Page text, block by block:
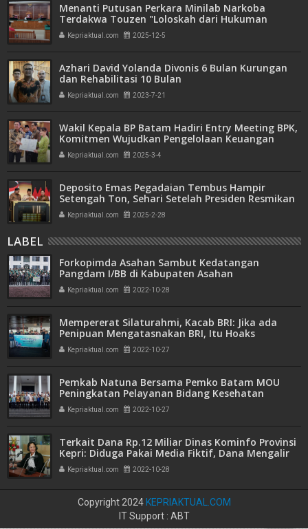
Menanti Putusan Perkara Minilab Narkoba
Terdakwa Touzen "Loloskah dari Hukuman
Seumur Hidup atau Mati"
Kepriaktual.com 2025-12-5
Azhari David Yolanda Divonis 6 Bulan Kurungan
dan Rehabilitasi 10 Bulan
Kepriaktual.com 2023-7-21
Wakil Kepala BP Batam Hadiri Entry Meeting BPK,
Komitmen Wujudkan Pengelolaan Keuangan
Transparan dan Akuntabel
Kepriaktual.com 2025-3-4
Deposito Emas Pegadaian Tembus Hampir
Setengah Ton, Sehari Setelah Presiden Resmikan
Bank Emas
Kepriaktual.com 2025-2-28
LABEL
Forkopimda Asahan Sambut Kedatangan
Pangdam I/BB di Kabupaten Asahan
Kepriaktual.com 2022-10-28
Mempererat Silaturahmi, Kacab BRI: Jika ada
Penipuan Mengatasnakan BRI, Itu Hoaks
Kepriaktual.com 2022-10-27
Pemkab Natuna Bersama Pemko Batam MOU
Peningkatan Pelayanan Bidang Kesehatan
Kepriaktual.com 2022-10-27
Terkait Dana Rp.12 Miliar Dinas Kominfo Provinsi
Kepri: Diduga Pakai Media Fiktif, Dana Mengalir
ke Pergerakan Aktivis
Kepriaktual.com 2022-10-28
Copyright 2024KEPRIAKTUAL.COM
IT Support : ABT